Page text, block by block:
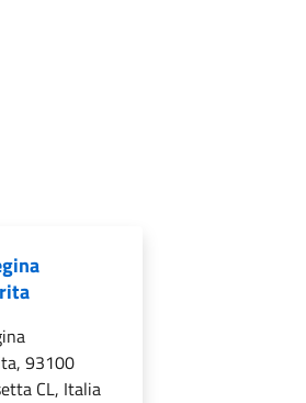
93100
CL, Italia